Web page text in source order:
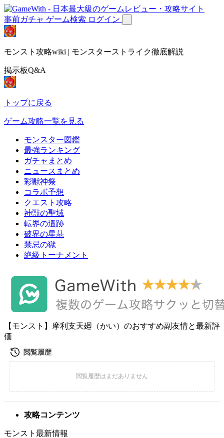
事前ガチャ ゲーム検索 ログイン
モンスト攻略wiki | モンスターストライク徹底解説
掲示板Q&A
トップに戻る
ゲーム攻略一覧を見る
モンスター図鑑
最強ランキング
ガチャまとめ
ニュースまとめ
彩獣神祭
コラボ予想
クエスト攻略
神獣の聖域
転界の遺跡
破界の星墓
禁忌の獄
絶級トーナメント
【モンスト】摩利支天廻（かい）のおすすめ副友情と最新評
価
攻略コンテンツ
モンスト最新情報